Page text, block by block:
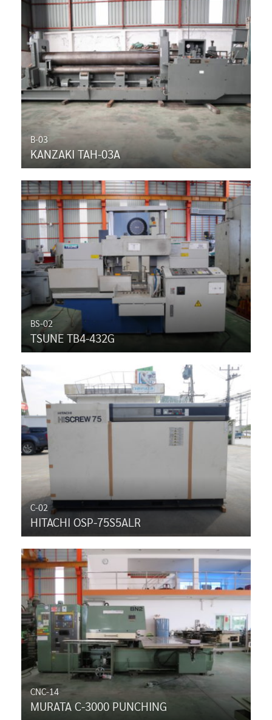
B-03
KANZAKI TAH-03A
BS-02
TSUNE TB4-432G
C-02
HITACHI OSP-75S5ALR
CNC-14
MURATA C-3000 PUNCHING